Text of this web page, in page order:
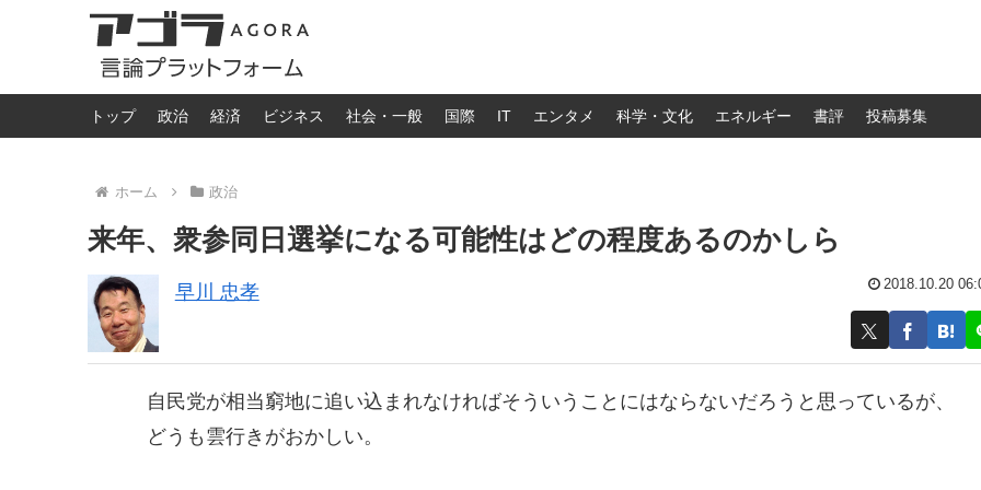
トップ 政治 経済 ビジネス 社会・一般 国際 IT エンタメ 科学・文化 エネルギー 書評 投稿募集
ホーム 政治
来年、衆参同日選挙になる可能性はどの程度あるのかしら
早川 忠孝 2018.10.20
自民党が相当窮地に追い込まれなければそういうことにはならないだろうと思っているが、
どうも雲行きがおかしい。